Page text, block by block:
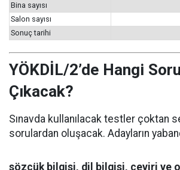
Bina sayısı
Salon sayısı
Sonuç tarihi
YÖKDİL/2’de Hangi
Çıkacak?
Sınavda kullanılacak testler çoktan
sorulardan oluşacak. Adayların
sözcük bilgisi, dil bilgisi, çeviri ve